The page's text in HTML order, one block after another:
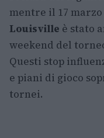
mentre il 17 marzo
Louisville è stato
weekend del
Questi stop
e piani di gioco
tornei.